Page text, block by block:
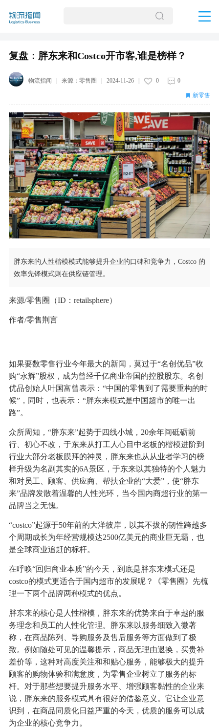
复盘：胖东来和Costco开市客,谁是榜样？
物流指闻 | 来源： 零售圈 2024-11-26| 0 0
新零售
胖东来的人性楷模模式能够提升企业的口碑和竞争力，Costco 的
效率先锋模式则在供应链管理。
来源/零售圈（ID：retailsphere）
作者/零售荆言
如果要数零售行业今年最大的新闻，莫过于“名创优品”收
购“永辉”股权，成为曾经千亿商业帝国的控股股东。名创
优品创始人叶国富曾表示：“中国的零售到了需要重构的时
候”，同时，也表示：“胖东来模式是中国超市的唯一出
路”。
众所周知，“胖东来”起势于四线小城，20余年间砥砺前
行、初心不改，于东来从打工人心目中老板的楷模进阶到
行业大部分老板膜拜的神灵，胖东来也从从业者学习的榜
样升级为名副其实的6A景区，于东来以其独特的个人魅力
和对员工、顾客、供应商、帮扶企业的“大爱”，使“胖东
来”品牌发散着温馨的人性光环，当今国内商超行业的第一
品牌当之无愧。
“costco”起源于50年前的大洋彼岸，以其不拔的韧性跨越多
个周期成长为年经营规模达2500亿美元的商业巨无霸，也
是全球商业追赶的标杆。
在呼唤“回归商业本质”的今天，到底是胖东来模式还是
costco的模式更适合于国内超市的发展呢？《零售圈》先梳
理一下两个品牌两种模式的优点。
胖东来的核心是人性楷模，胖东来的优势来自于卓越的服
务理念和员工的人性化管理。胖东来以服务细致入微著
称，在商品陈列、导购服务及售后服务等方面做到了极
致。例如随处可见的温馨提示，商品无理由退换，买贵补
差价等，这种对高度关注和和贴心服务，能够极大的提升
顾客的购物体验和满意度，为零售企业树立了服务的标
杆。对于那些想要提升服务水平、增强顾客黏性的企业来
说，胖东来的服务模式具有很好的借鉴意义。它让企业意
识到，在商品同质化日益严重的今天，优质的服务可以成
为企业的核心竞争力。